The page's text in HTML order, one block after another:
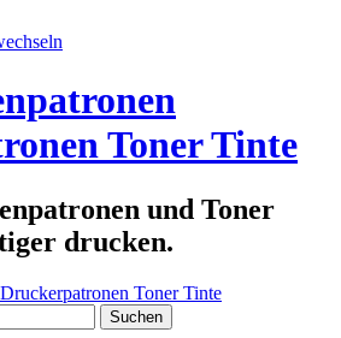
Toner Tinte
und Toner
drucken.